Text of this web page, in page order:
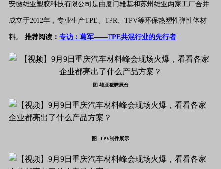
安徽雄亚塑胶科技有限公司是由厦门雄基和苏州雄亚两家工厂合并
成立于2012年，专业生产TPE、TPR、TPV等环保热塑性弹性体材
料。 推荐阅读： 专访：葛军——TPE共混行业的先行者
图 雄亚塑胶展台
图 TPV制件展示